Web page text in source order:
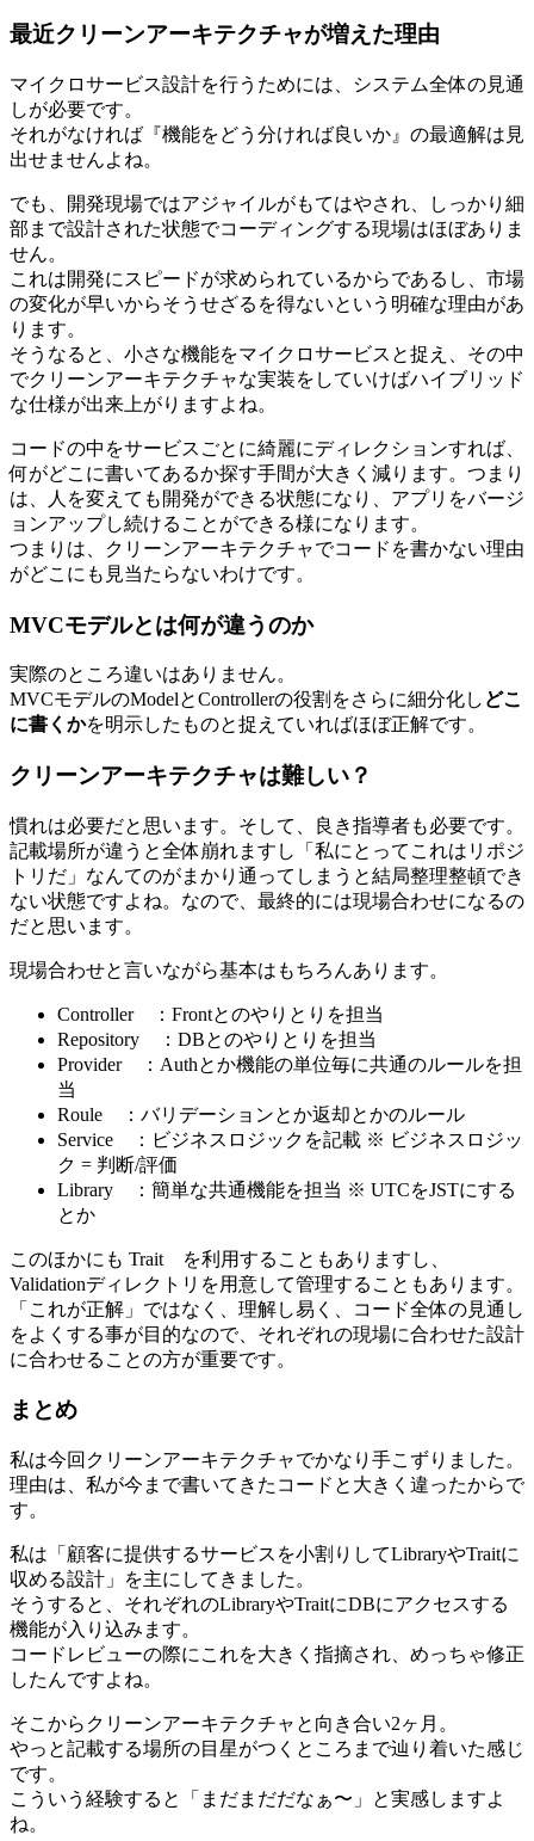
最近クリーンアーキテクチャが増えた理由
マイクロサービス設計を行うためには、システム全体の見通
しが必要です。
それがなければ『機能をどう分ければ良いか』の最適解は見
出せませんよね。
でも、開発現場ではアジャイルがもてはやされ、しっかり細
部まで設計された状態でコーディングする現場はほぼありま
せん。
これは開発にスピードが求められているからであるし、市場
の変化が早いからそうせざるを得ないという明確な理由があ
ります。
そうなると、小さな機能をマイクロサービスと捉え、その中
でクリーンアーキテクチャな実装をしていけばハイブリッド
な仕様が出来上がりますよね。
コードの中をサービスごとに綺麗にディレクションすれば、
何がどこに書いてあるか探す手間が大きく減ります。つまり
は、人を変えても開発ができる状態になり、アプリをバージ
ョンアップし続けることができる様になります。
つまりは、クリーンアーキテクチャでコードを書かない理由
がどこにも見当たらないわけです。
MVCモデルとは何が違うのか
実際のところ違いはありません。
MVCモデルのModelとControllerの役割をさらに細分化し どこ
に書くかを明示したものと捉えていればほぼ正解です。
クリーンアーキテクチャは難しい？
慣れは必要だと思います。そして、良き指導者も必要です。
記載場所が違うと全体崩れますし「私にとってこれはリポジ
トリだ」なんてのがまかり通ってしまうと結局整理整頓でき
ない状態ですよね。なので、最終的には現場合わせになるの
だと思います。
現場合わせと言いながら基本はもちろんあります。
Controller ：Frontとのやりとりを担当
Repository ：DBとのやりとりを担当
Provider ：Authとか機能の単位毎に共通のルールを担
当
Roule ：バリデーションとか返却とかのルール
Service ：ビジネスロジックを記載 ※ ビジネスロジッ
ク = 判断/評価
Library ：簡単な共通機能を担当 ※ UTCをJSTにする
とか
このほかにも Trait を利用することもありますし、
Validationディレクトリを用意して管理することもあります。
「これが正解」ではなく、理解し易く、コード全体の見通し
をよくする事が目的なので、それぞれの現場に合わせた設計
に合わせることの方が重要です。
まとめ
私は今回クリーンアーキテクチャでかなり手こずりました。
理由は、私が今まで書いてきたコードと大きく違ったからで
す。
私は「顧客に提供するサービスを小割りしてLibraryやTraitに
収める設計」を主にしてきました。
そうすると、それぞれのLibraryやTraitにDBにアクセスする
機能が入り込みます。
コードレビューの際にこれを大きく指摘され、めっちゃ修正
したんですよね。
そこからクリーンアーキテクチャと向き合い2ヶ月。
やっと記載する場所の目星がつくところまで辿り着いた感じ
です。
こういう経験すると「まだまだだなぁ〜」と実感しますよ
ね。